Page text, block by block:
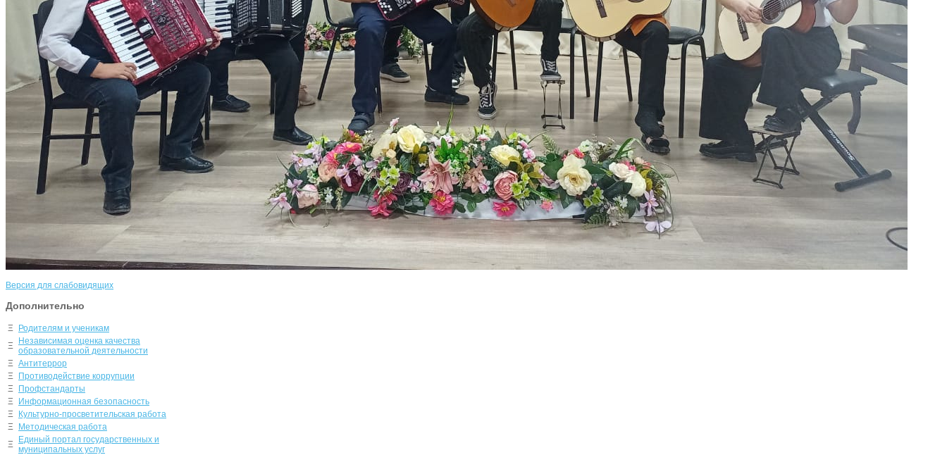
Версия для слабовидящих
Дополнительно
Ξ Родителям и ученикам
Ξ Независимая оценка качества
образовательной деятельности
Ξ Антитеррор
Ξ Противодействие коррупции
Ξ Профстандарты
Ξ Информационная безопасность
Ξ Культурно-просветительская работа
Ξ Методическая работа
Ξ Единый портал государственных и
муниципальных услуг